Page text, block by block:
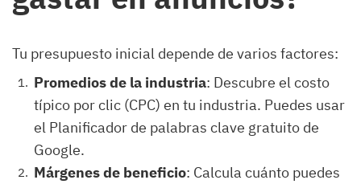
Tu presupuesto inicial depende de varios factores:
Promedios de la industria: Descubre el costo
típico por clic (CPC) en tu industria. Puedes usar
el Planificador de palabras clave gratuito de
Google.
Márgenes de beneficio: Calcula cuánto puedes